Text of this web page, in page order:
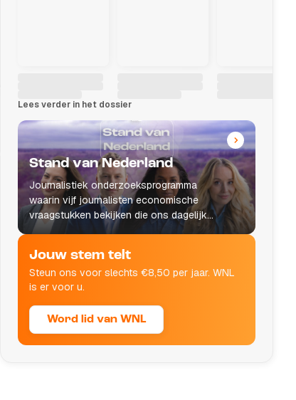
Lees verder in het dossier
Stand van Nederland
Journalistiek onderzoeksprogramma
waarin vijf journalisten economische
vraagstukken bekijken die ons dagelijks
leven raken.
Jouw stem telt
Steun ons voor slechts €8,50 per jaar. WNL
is er voor u.
Word lid van WNL